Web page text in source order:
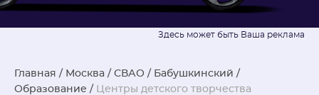
Главная / Москва / СВАО / Бабушкинский /
Образование / Центры детского творчества